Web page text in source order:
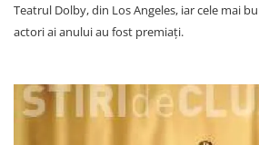
Teatrul Dolby, din Los Angeles, iar cele mai
actori ai anului au fost premiați.